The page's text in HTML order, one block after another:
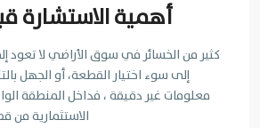
أهمية الاستشارة
كثير من الخسائر في سوق الأراضي لا تعود
إلى سوء اختيار القطعة، أو الجهل
معلومات غير دقيقة ، فداخل المنطقة
الاستثمارية من